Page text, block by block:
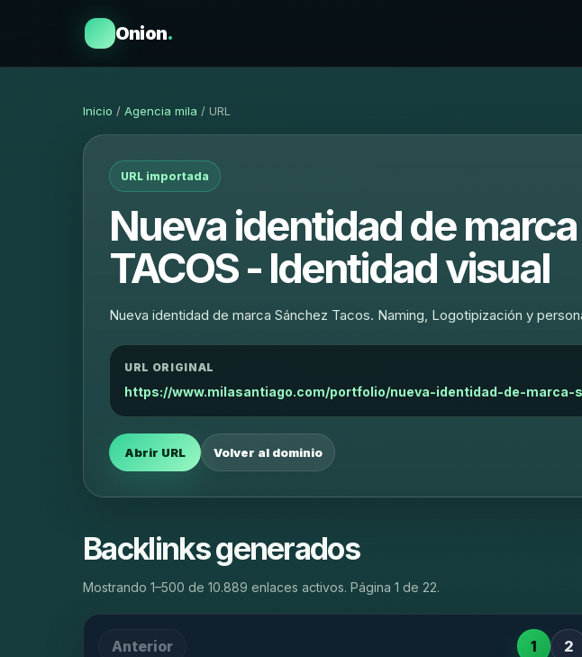
Onion.
Inicio / Agencia mila / URL
URL importada
Nueva identidad de
TACOS - Identidad visual
Nueva identidad de marca Sánchez Tacos. Naming, Logotipización y
URL ORIGINAL
https://www.milasantiago.com/portfolio/nueva-identidad-de-marca-
Abrir URL Volver al dominio
Backlinks generados
Mostrando 1–500 de 10.889 enlaces activos. Página 1 de 22.
Anterior 1 2